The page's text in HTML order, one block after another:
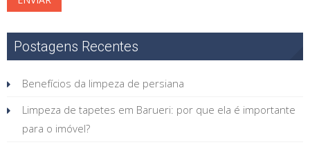
Postagens Recentes
Benefícios da limpeza de persiana
Limpeza de tapetes em Barueri: por que ela é importante
para o imóvel?